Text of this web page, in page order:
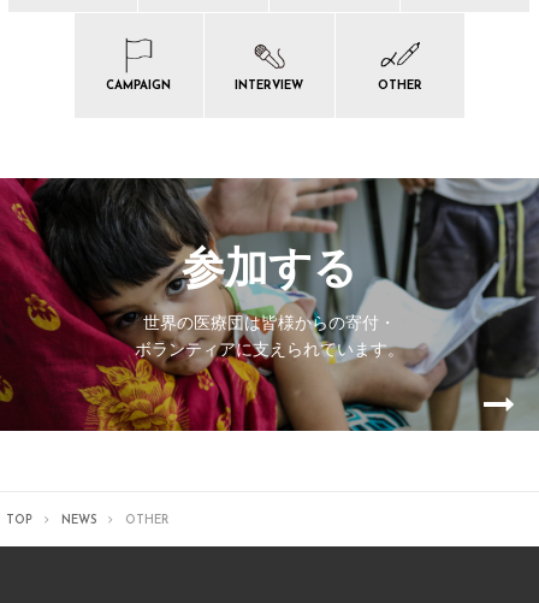
CAMPAIGN INTERVIEW OTHER
参加する
世界の医療団は皆様からの寄付・
ボランティアに支えられています。
TOP NEWS OTHER